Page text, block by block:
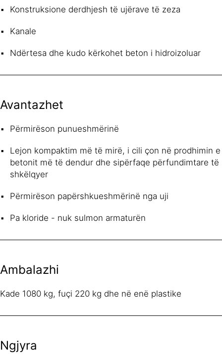
Konstruksione derdhjesh të ujërave të zeza
Kanale
Ndërtesa dhe kudo kërkohet beton i hidroizoluar
Avantazhet
Përmirëson punueshmërinë
Lejon kompaktim më të mirë, i cili çon në prodhimin e
betonit më të dendur dhe sipërfaqe përfundimtare të
shkëlqyer
Përmirëson papërshkueshmërinë nga uji
Pa kloride - nuk sulmon armaturën
Ambalazhi
Kade 1080 kg, fuçi 220 kg dhe në enë plastike
Ngjyra